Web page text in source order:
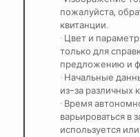
пожалуйста,
квитанции.
· Цвет и
только для
предложению и
· Начальные
из-за различных
· Время
варьироваться в
используется